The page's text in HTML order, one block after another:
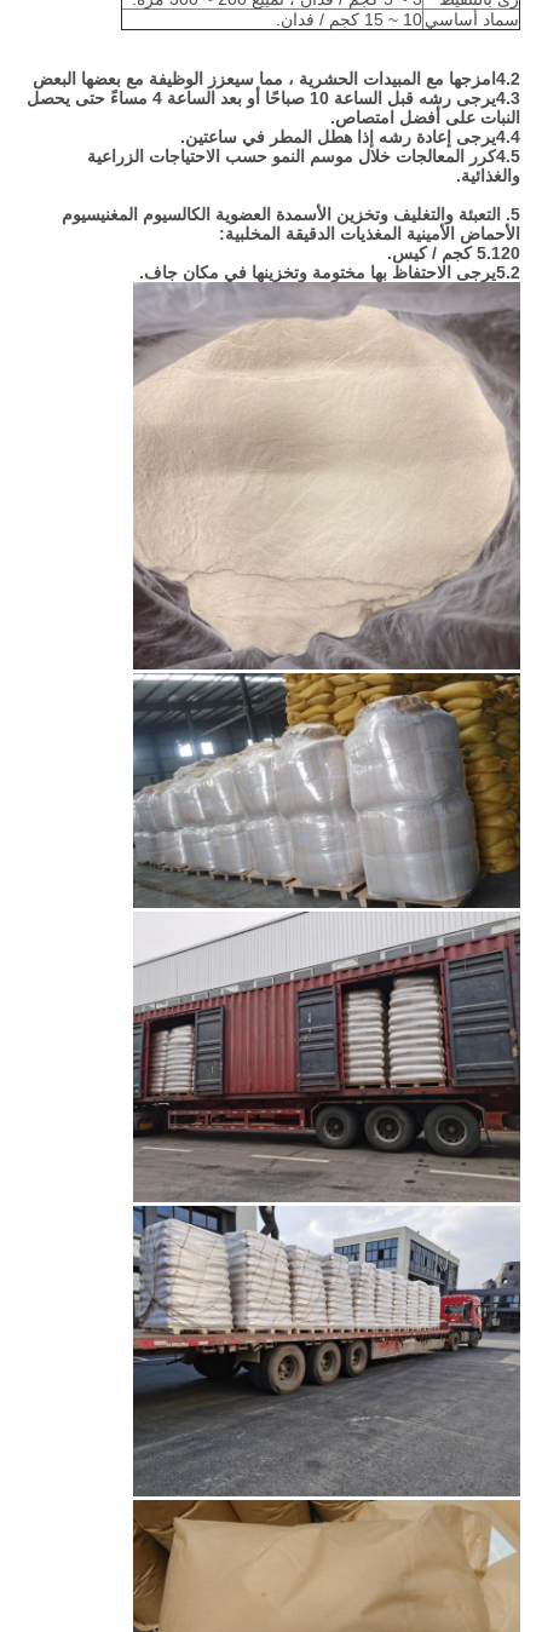
سماد أساسي10 ~ 15 كجم / فدان.
4.2امزجها مع المبيدات الحشرية ، مما سيعزز الوظيفة مع بعضها البعض
4.3يرجى رشه قبل الساعة 10 صباحًا أو بعد الساعة 4 مساءً حتى يحصل
النبات على أفضل امتصاص.
4.4يرجى إعادة رشه إذا هطل المطر في ساعتين.
4.5كرر المعالجات خلال موسم النمو حسب الاحتياجات الزراعية
والغذائية.
5. التعبئة والتغليف وتخزين
الأسمدة العضوية الكالسيوم المغنيسيوم
الأحماض الأمينية المغذيات الدقيقة المخلبية:
5.120 كجم / كيس.
5.2يرجى الاحتفاظ بها مختومة وتخزينها في مكان جاف.